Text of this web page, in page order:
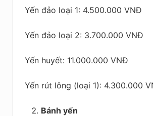
Yến đảo loại 1: 4.500.000 VNĐ
Yến đảo loại 2: 3.700.000 VNĐ
Yến huyết: 11.000.000 VNĐ
Yến rút lông (loại 1): 4.300.000
Bánh yến